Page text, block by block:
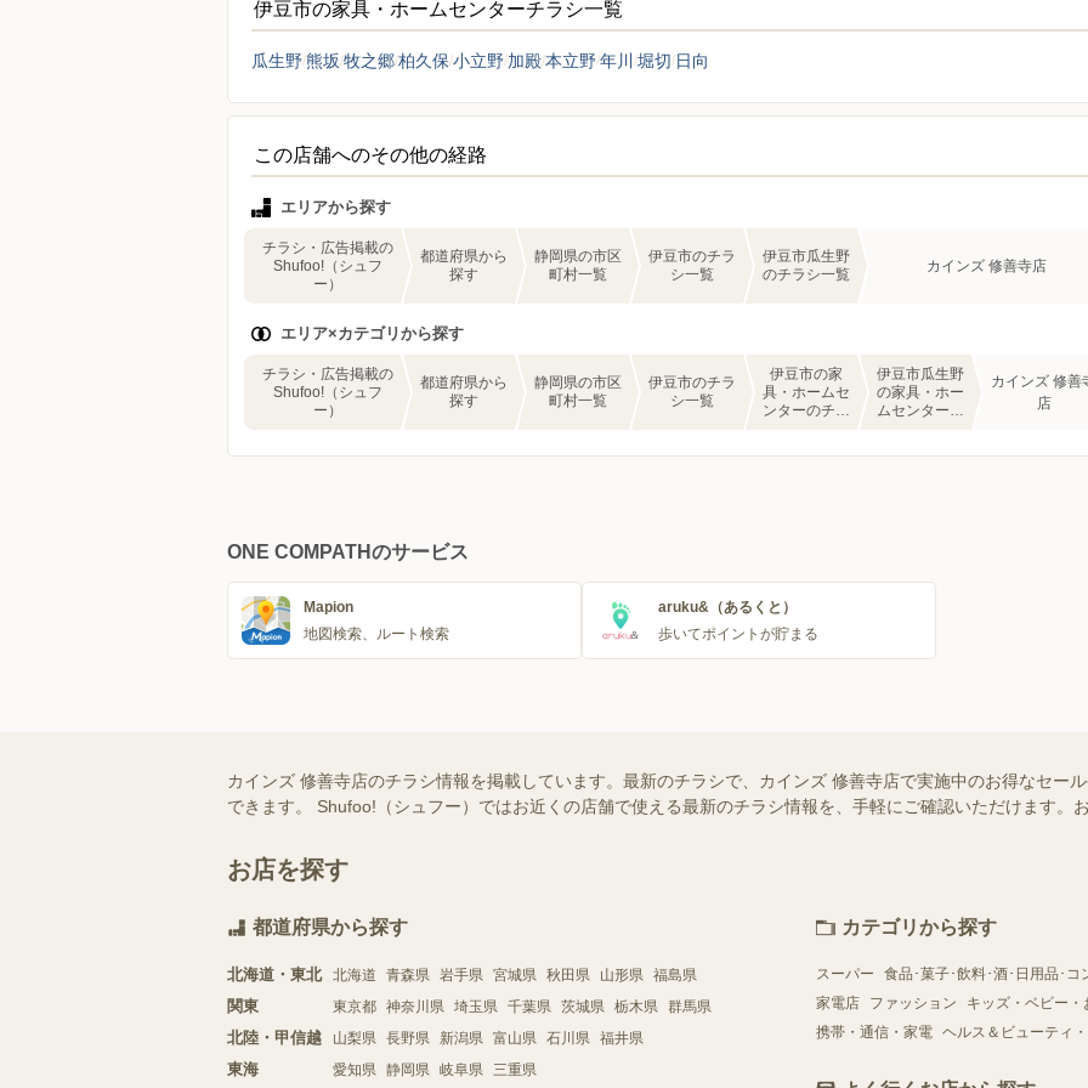
伊豆市の家具・ホームセンターチラシ一覧
瓜生野熊坂 牧之郷柏久保 小立野 加殿本立野年川 堀切 日向
この店舗へのその他の経路
エリアから探す
チラシ・広告掲載の
Shufoo!（シュフ
ー）
都道府県から
探す
静岡県の市区
町村一覧
伊豆市のチラ
シ一覧
伊豆市瓜生野
のチラシ一覧
カインズ 修善寺店
エリア×カテゴリから探す
チラシ・広告掲載の
Shufoo!（シュフ
ー）
都道府県から
探す
静岡県の市区
町村一覧
伊豆市のチラ
シ一覧
伊豆市の家
具・ホームセ
ンターのチラ
伊豆市瓜生野
の家具・ホー
ムセンターの
カインズ 修善
店
ONE COMPATHのサービス
Mapion
地図検索、ルート検索
aruku&（あるくと）
歩いてポイントが貯まる
カインズ 修善寺店のチラシ情報を掲載しています。最新のチラシで、カインズ 修善寺店で実施中のお得なセー
できます。 Shufoo!（シュフー）ではお近くの店舗で使える最新のチラシ情報を、手軽にご確認いただけます。
お店を探す
都道府県から探す
北海道・東北 北海道 青森県 岩手県 宮城県 秋田県 山形県 福島県
関東 東京都 神奈川県 埼玉県 千葉県 茨城県 栃木県 群馬県
北陸・甲信越 山梨県 長野県 新潟県 富山県 石川県 福井県
東海 愛知県 静岡県 岐阜県 三重県
カテゴリから探す
スーパー
食品･菓子･飲料･酒･日用品･コ
家電店
ファッション
キッズ・ベビー・
携帯・通信・家電 ヘルス＆ビューティ